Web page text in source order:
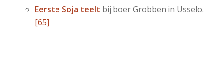
Eerste Soja teelt bij boer Grobben in Usselo.
[65]